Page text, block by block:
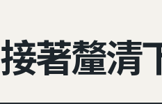
接著釐清